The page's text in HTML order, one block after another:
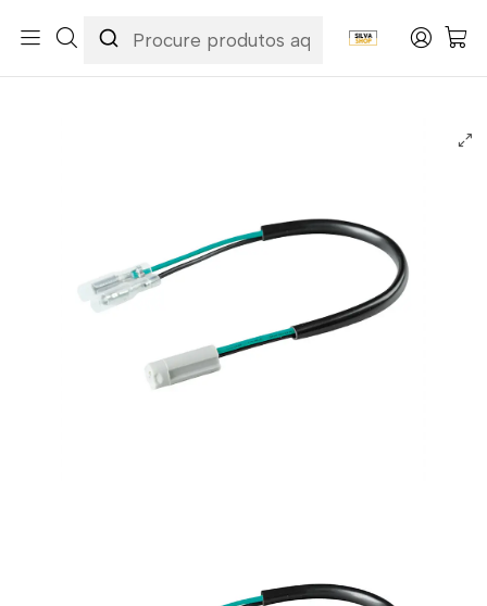
Eletricidade & Luzes
Piscas Universais
Conectores Piscas LED Yamaha Lampa (2 Unid.)